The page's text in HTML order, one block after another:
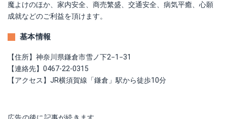
魔よけのほか、家内安全、商売繁盛、交通安全、病気平癒、心願
成就などのご利益を頂けます。
基本情報
【住所】神奈川県鎌倉市雪ノ下2−1−31
【連絡先】0467-22-0315
【アクセス】JR横須賀線「鎌倉」駅から徒歩10分